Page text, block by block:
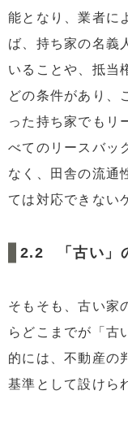
能となり、業者に
ば、持ち家の名義
いることや、抵当
どの条件があり、
った持ち家でもリ
べてのリースバッ
なく、田舎の流通
ては対応できない
「古い」
そもそも、古い家
らどこまでが「古
的には、不動産の
基準として設けら